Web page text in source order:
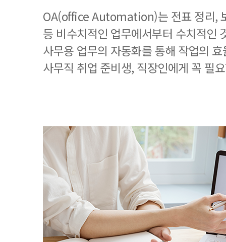
OA(office Automation)는 전표 정리,
등 비수치적인 업무에서부터 수치적인
사무용 업무의 자동화를 통해 작업의
사무직 취업 준비생, 직장인에게 꼭 필